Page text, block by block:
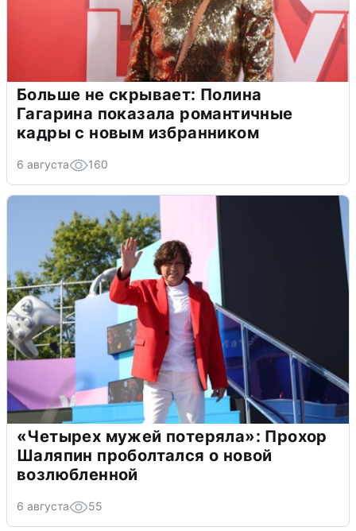
Больше не скрывает: Полина
Гагарина показала романтичные
кадры с новым избранником
6 августа 160
«Четырех мужей потеряла»: Прохор
Шаляпин проболтался о новой
возлюбленной
6 августа 55